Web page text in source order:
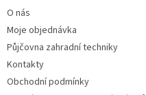
O nás
Moje objednávka
Půjčovna zahradní techniky
Kontakty
Obchodní podmínky